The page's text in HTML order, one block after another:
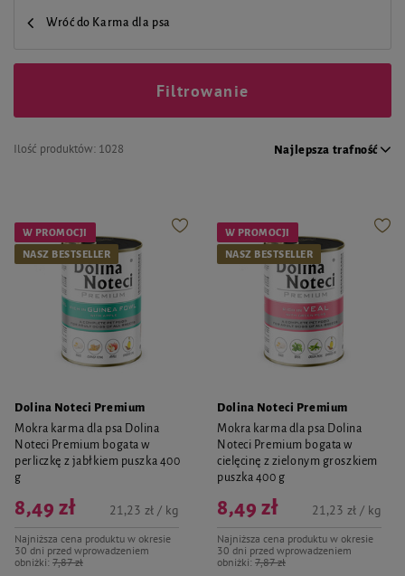
Wróć do Karma dla psa
Ilość produktów: 1028 Najlepsza trafność
Filtrowanie
W PROMOCJI
NASZ BESTSELLER
Dolina Noteci Premium
Mokra karma dla psa Dolina
Noteci Premium bogata w
perliczkę z jabłkiem puszka 400
g
8,49 zł
Najniższa cena produktu w okresie
30 dni przed wprowadzeniem
obniżki: 7,87 zł
21,23 zł / kg
W PROMOCJI
NASZ BESTSELLER
Dolina Noteci Premium
Mokra karma dla psa Dolina
Noteci Premium bogata w
cielęcinę z zielonym groszkiem
puszka 400 g
8,49 zł
Najniższa cena produktu w okresie
30 dni przed wprowadzeniem
obniżki: 7,87 zł
21,23 zł / kg